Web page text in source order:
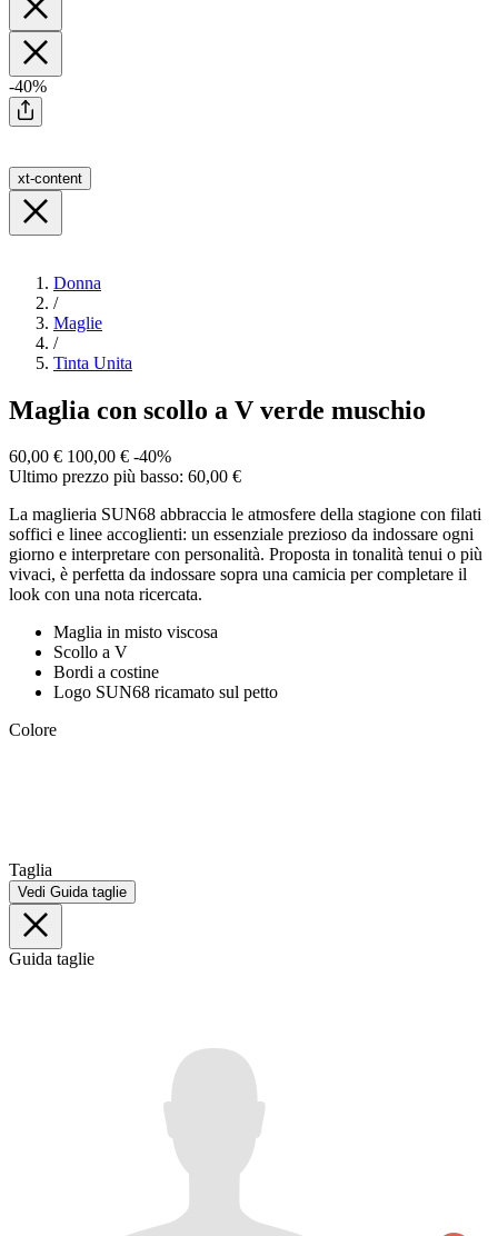
-40%
xt-content
Donna
/
Maglie
/
Tinta Unita
Maglia con scollo a V verde muschio
60,00 € 100,00 € -40%
Ultimo prezzo più basso: 60,00 €
La maglieria SUN68 abbraccia le atmosfere della stagione con filati
soffici e linee accoglienti: un essenziale prezioso da indossare ogni
giorno e interpretare con personalità. Proposta in tonalità tenui o più
vivaci, è perfetta da indossare sopra una camicia per completare il
look con una nota ricercata.
Maglia in misto viscosa
Scollo a V
Bordi a costine
Logo SUN68 ricamato sul petto
Colore
Taglia
Vedi Guida taglie
Guida taglie